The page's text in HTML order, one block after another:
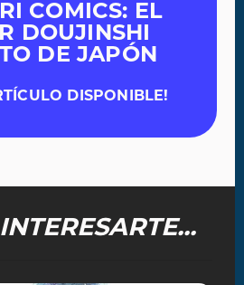
COMICS: EL
DOUJINSHI
DE JAPÓN
DISPONIBLE!